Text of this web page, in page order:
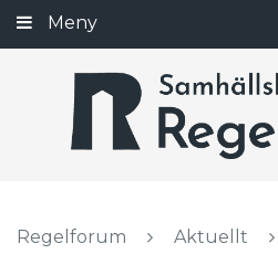
Gå
till
innehållet
Meny
Regelforum Aktuellt